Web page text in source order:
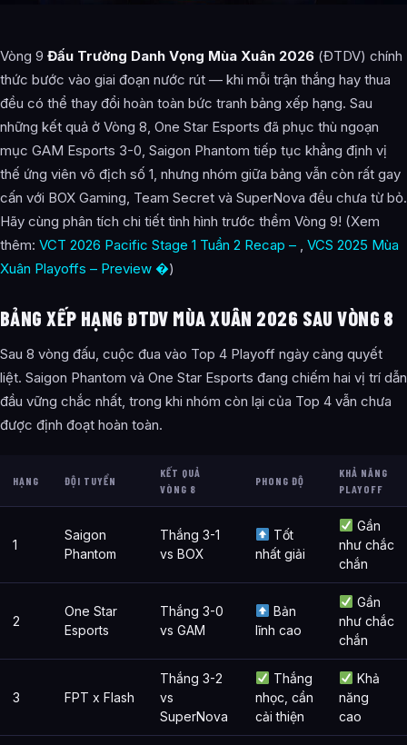
Vòng 9 Đấu Trường Danh Vọng Mùa Xuân 2026 (ĐTDV) chính
thức bước vào giai đoạn nước rút — khi mỗi trận thắng hay thua
đều có thể thay đổi hoàn toàn bức tranh bảng xếp hạng. Sau
những kết quả ở Vòng 8, One Star Esports đã phục thù ngoạn
mục GAM Esports 3-0, Saigon Phantom tiếp tục khẳng định vị
thế ứng viên vô địch số 1, nhưng nhóm giữa bảng vẫn còn rất gay
cấn với BOX Gaming, Team Secret và SuperNova đều chưa từ bỏ.
Hãy cùng phân tích chi tiết tình hình trước thềm Vòng 9! (Xem
thêm: VCT 2026 Pacific Stage 1 Tuần 2 Recap –
VCS 2025 Mùa
Xuân Playoffs – Preview �)
BẢNG XẾP HẠNG ĐTDV MÙA XUÂN 2026 SAU VÒNG 8
Sau 8 vòng đấu, cuộc đua vào Top 4 Playoff ngày càng quyết
liệt. Saigon Phantom và One Star Esports đang chiếm hai vị trí dẫn
đầu vững chắc nhất, trong khi nhóm còn lại của Top 4 vẫn chưa
được định đoạt hoàn toàn.
HẠNG ĐỘI TUYỂN
KẾT QUẢ
VÒNG 8
PHONG ĐỘ
KHẢ NĂNG
PLAYOFF
1
Saigon
Phantom
Thắng 3-1
vs BOX
Tốt
nhất giải
Gần
như chắc
chắn
2
One Star
Esports
Thắng 3-0
vs GAM
Bản
lĩnh cao
Gần
như chắc
chắn
3 FPT x Flash
Thắng 3-2
vs
SuperNova
Thắng
nhọc, cần
cải thiện
Khả
năng
cao